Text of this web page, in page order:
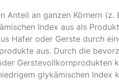
Anteil an ganzen Körnern (z.
Index aus als
Hafer oder Gerste durch
aus. Durch die
Gerstevollkornprodukten
glykämischen Index